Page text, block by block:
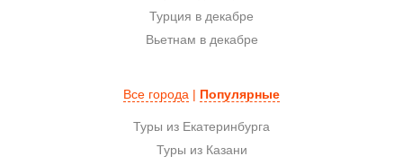
Турция в декабре
Вьетнам в декабре
Все города | Популярные
Туры из Екатеринбурга
Туры из Казани